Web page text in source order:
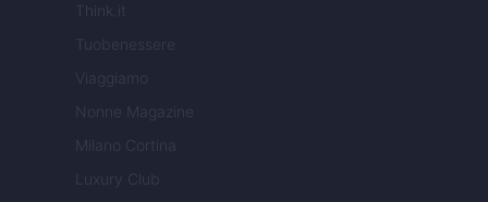
Think.it
Tuobenessere
Viaggiamo
Nonne Magazine
Milano Cortina
Luxury Club